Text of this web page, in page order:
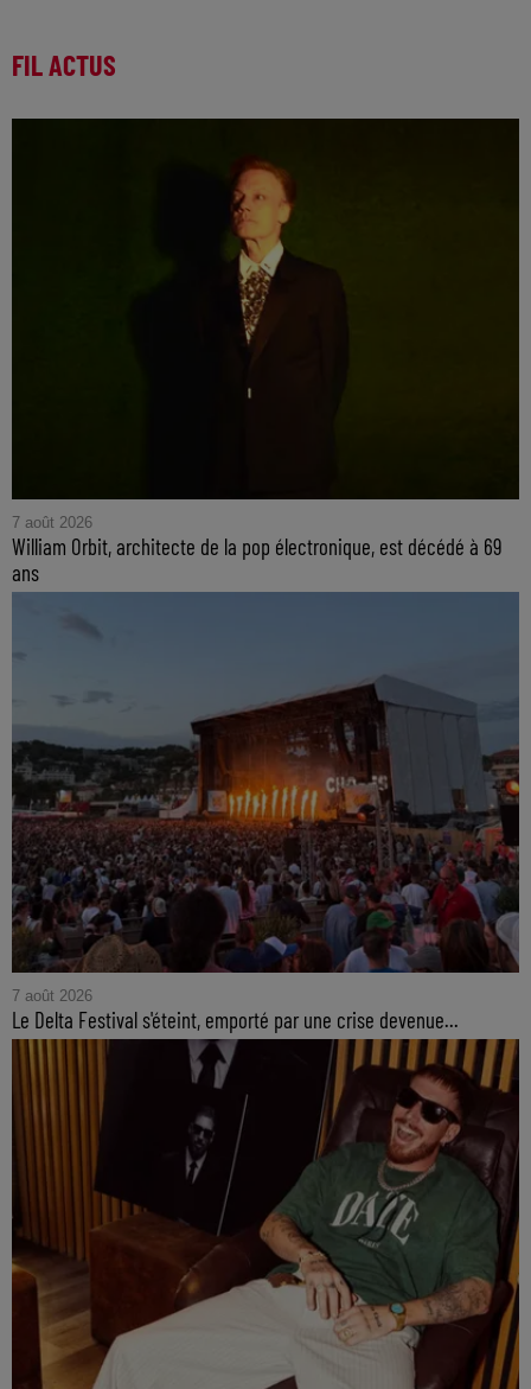
FIL ACTUS
7 août 2026
William Orbit, architecte de la pop électronique, est décédé à 69
ans
7 août 2026
Le Delta Festival s'éteint, emporté par une crise devenue...